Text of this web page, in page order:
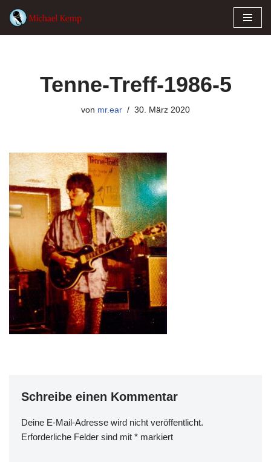
Tenne-Treff-1986-5
von mr.ear 30. März 2020
Schreibe einen Kommentar
Deine E-Mail-Adresse wird nicht veröffentlicht.
Erforderliche Felder sind mit * markiert